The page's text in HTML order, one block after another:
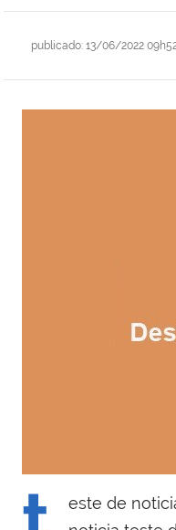
publicado: 13/06/2022
este de